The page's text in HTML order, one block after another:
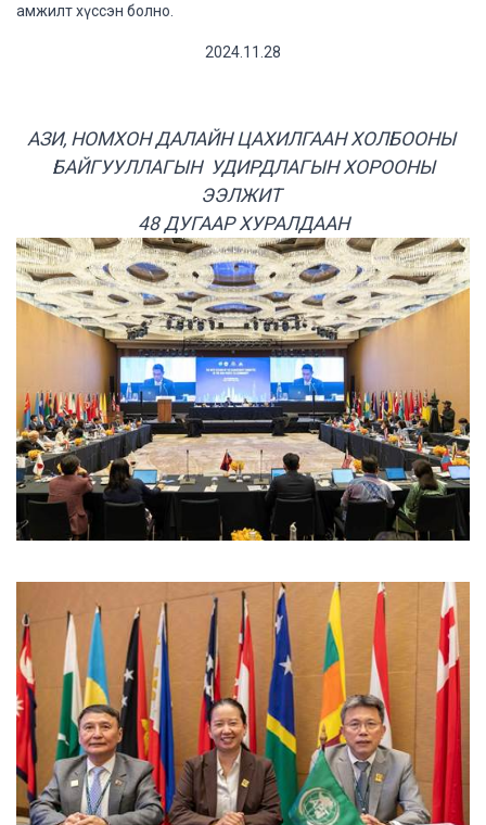
амжилт хүссэн болно.
2024.11.28
АЗИ, НОМХОН ДАЛАЙН ЦАХИЛГААН ХОЛБООНЫ
БАЙГУУЛЛАГЫН УДИРДЛАГЫН ХОРООНЫ
ЭЭЛЖИТ
48 ДУГААР ХУРАЛДААН